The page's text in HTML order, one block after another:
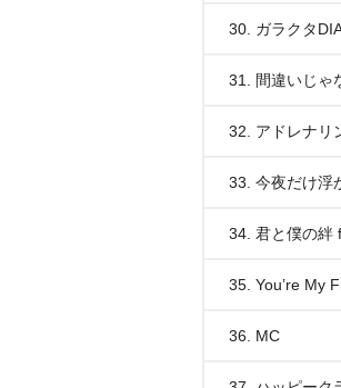
30. ガラクタ
31. 間違いじゃ
32. アドレナリ
33. 今夜だけ浮
34. 君と僕の絆
35. You’re My
36. MC